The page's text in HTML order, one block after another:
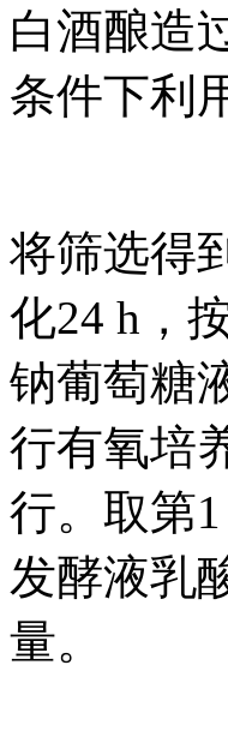
白酒酿造
条件下利
将筛选得
化24 h，
钠葡萄糖
行有氧培
行。取第
发酵液乳
量。